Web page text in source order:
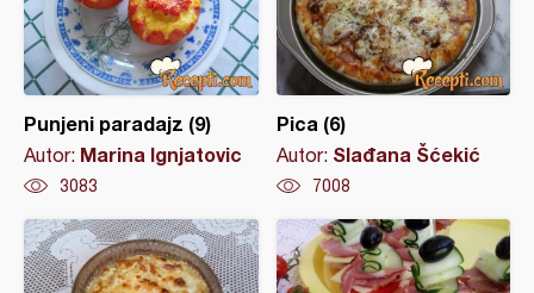
Punjeni paradajz (9)
Autor: Marina Ignjatovic
3083
Pica (6)
Autor: Slađana Šćekić
7008